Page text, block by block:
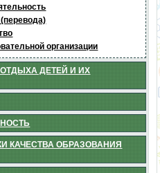
организации
ДЕТЕЙ И ИХ
КАЧЕСТВА ОБРАЗОВАНИЯ